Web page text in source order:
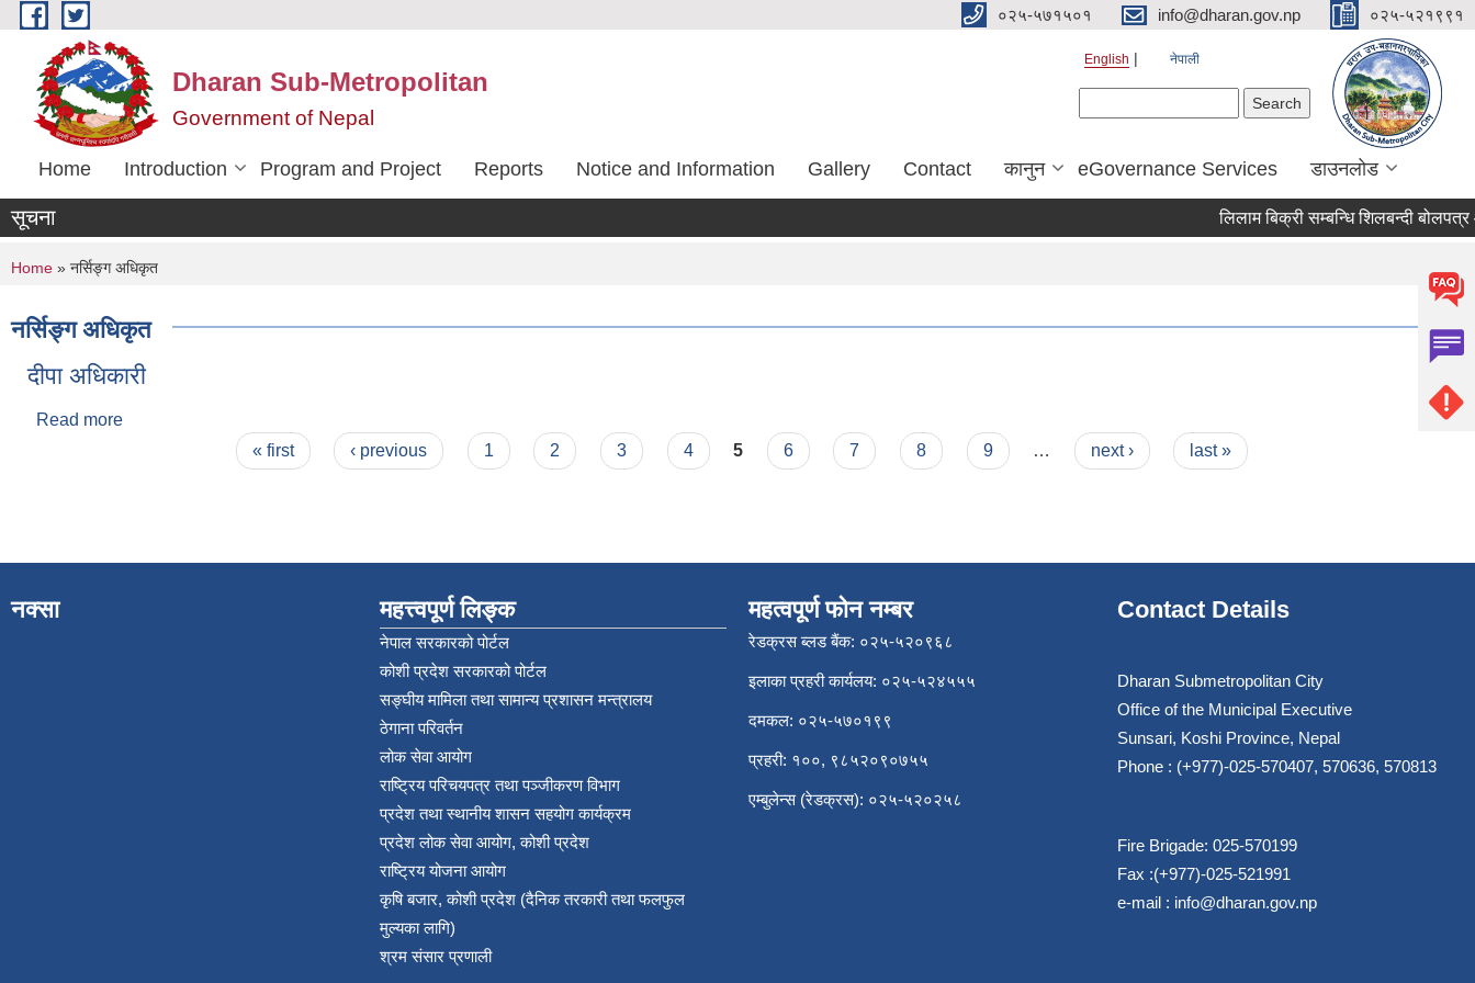
Skip to main content ०२५-५७१५०१ info@dharan.gov.np ०२५-५२१९९१
Dharan Sub-Metropolitan
Government of Nepal
English नेपाली
Home Introduction Program and Project Reports Notice and Information Gallery Contact कानुन eGovernance Services डाउनलोड
सूचना
You are here
Home » नर्सिङ्ग अधिकृत
नर्सिङ्ग अधिकृत
दीपा अधिकारी
Read more
« first ‹ previous 1 2 3 4 5 6 7 8 9 … next › last »
नक्सा महत्त्वपूर्ण लिङ्क
नेपाल सरकारको पोर्टल
कोशी प्रदेश सरकारको पोर्टल
सङ्‍घीय मामिला तथा सामान्य प्रशासन मन्त्रालय
ठेगाना परिवर्तन
लोक सेवा आयोग
राष्ट्रिय परिचयपत्र तथा पञ्‍जीकरण विभाग
प्रदेश तथा स्थानीय शासन सहयोग कार्यक्रम
प्रदेश लोक सेवा आयोग, कोशी प्रदेश
राष्ट्रिय योजना आयोग
कृषि बजार, कोशी प्रदेश (दैनिक तरकारी तथा फलफुल
मुल्यका लागि)
श्रम संसार प्रणाली
महत्वपूर्ण फोन नम्बर
रेडक्रस ब्लड बैंक: ०२५-५२०९६८
इलाका प्रहरी कार्यलय: ०२५-५२४५५५
दमकल: ०२५-५७०१९९
प्रहरी: १००, ९८५२०९०७५५
एम्बुलेन्स (रेडक्रस): ०२५-५२०२५८
Contact Details
Dharan Submetropolitan City
Office of the Municipal Executive
Sunsari, Koshi Province, Nepal
Phone : (+977)-025-570407, 570636, 570813
Fire Brigade: 025-570199
Fax :(+977)-025-521991
e-mail : info@dharan.gov.np